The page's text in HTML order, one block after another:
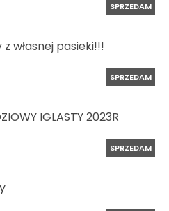
SPRZEDAM
własnej pasieki!!!
SPRZEDAM
IGLASTY 2023R
SPRZEDAM